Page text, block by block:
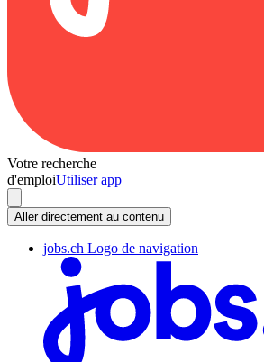
Votre recherche
d'emploiUtiliser app
Aller directement au contenu
jobs.ch Logo de navigation